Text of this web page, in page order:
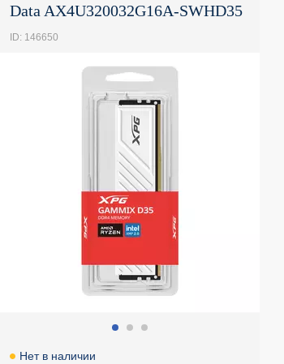
Data AX4U320032G16A-SWHD35
ID: 146650
Нет в наличии